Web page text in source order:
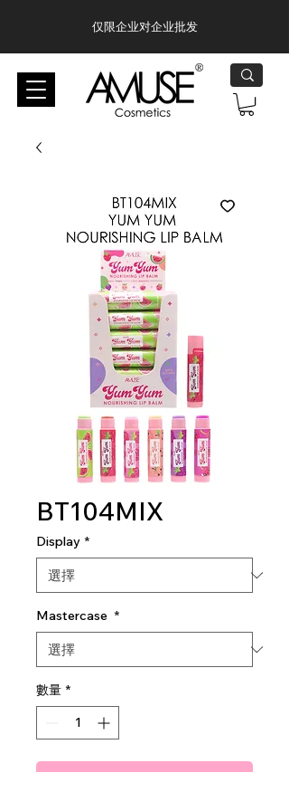
仅限企业对企业批发
BT104MIX
Display *
Mastercase *
數量 *